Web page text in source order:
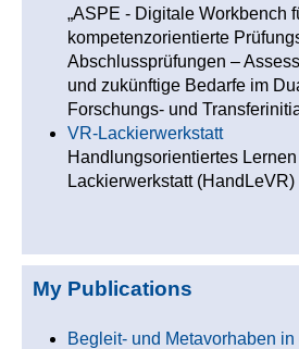
„ASPE - Digitale Workbench
kompetenzorientierte
Abschlussprüfungen –
und zukünftige Bedarfe im
Forschungs- und
VR-Lackierwerkstatt
Handlungsorientiertes
Lackierwerkstatt (HandLeVR)
My Publications
Begleit- und Metavorhaben in